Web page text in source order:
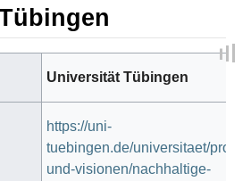
Universität Tübingen
https://uni-
tuebingen.de/universitaet/profil/
und-visionen/nachhaltige-